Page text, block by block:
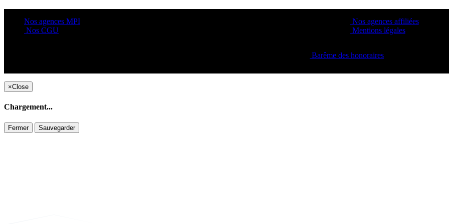
Nos agences MPI
Nos CGU
Nos agences affiliées
Mentions légales
Barême des honoraires
×Close
Chargement...
Fermer Sauvegarder